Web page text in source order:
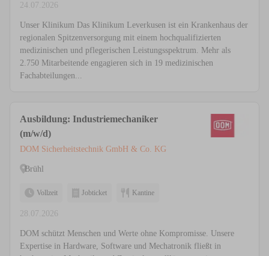
24.07.2026
Unser Klinikum Das Klinikum Leverkusen ist ein Krankenhaus der
regionalen Spitzenversorgung mit einem hochqualifizierten
medizinischen und pflegerischen Leistungsspektrum. Mehr als
2.750 Mitarbeitende engagieren sich in 19 medizinischen
Fachabteilungen...
Ausbildung: Industriemechaniker
(m/w/d)
DOM Sicherheitstechnik GmbH & Co. KG
Brühl
Vollzeit Jobticket Kantine
28.07.2026
DOM schützt Menschen und Werte ohne Kompromisse. Unsere
Expertise in Hardware, Software und Mechatronik fließt in